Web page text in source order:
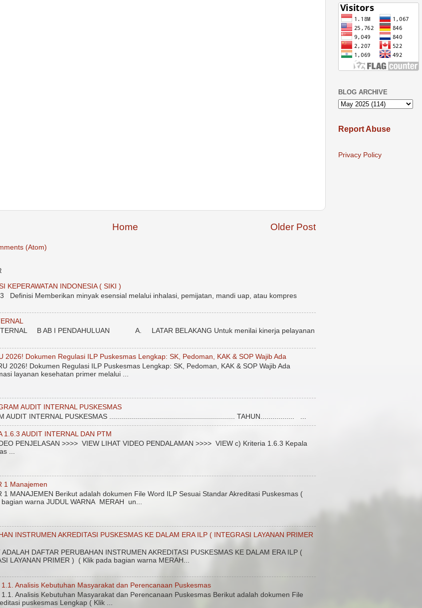
Older Post
Home
(Atom)
KEPERAWATAN INDONESIA ( SIKI )
Definisi Memberikan minyak esensial melalui inhalasi, pemijatan, mandi uap, atau kompres
B AB I PENDAHULUAN A. LATAR BELAKANG Untuk menilai kinerja pelayanan
2026! Dokumen Regulasi ILP Puskesmas Lengkap: SK, Pedoman, KAK & SOP Wajib Ada
2026! Dokumen Regulasi ILP Puskesmas Lengkap: SK, Pedoman, KAK & SOP Wajib Ada
layanan kesehatan primer melalui ...
AUDIT INTERNAL PUSKESMAS
AUDIT INTERNAL PUSKESMAS ............................................................... TAHUN................. ...
1.6.3 AUDIT INTERNAL DAN PTM
PENJELASAN >>>> VIEW LIHAT VIDEO PENDALAMAN >>>> VIEW c) Kriteria 1.6.3 Kepala
...
1 Manajemen
1 MANAJEMEN Berikut adalah dokumen File Word ILP Sesuai Standar Akreditasi Puskesmas (
bagian warna JUDUL WARNA MERAH un...
INSTRUMEN AKREDITASI PUSKESMAS KE DALAM ERA ILP ( INTEGRASI LAYANAN PRIMER
ADALAH DAFTAR PERUBAHAN INSTRUMEN AKREDITASI PUSKESMAS KE DALAM ERA ILP (
LAYANAN PRIMER ) ( Klik pada bagian warna MERAH...
Analisis Kebutuhan Masyarakat dan Perencanaan Puskesmas
Analisis Kebutuhan Masyarakat dan Perencanaan Puskesmas Berikut adalah dokumen File
puskesmas Lengkap ( Klik ...
BLOG ARCHIVE
Report Abuse
Privacy Policy